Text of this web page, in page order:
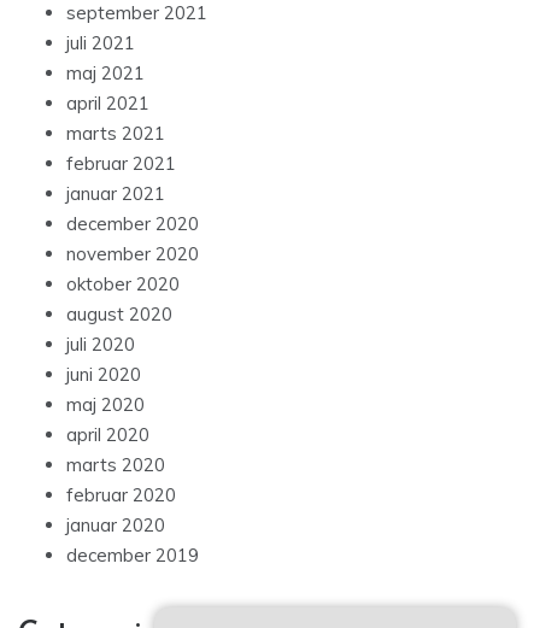
september 2021
juli 2021
maj 2021
april 2021
marts 2021
februar 2021
januar 2021
december 2020
november 2020
oktober 2020
august 2020
juli 2020
juni 2020
maj 2020
april 2020
marts 2020
februar 2020
januar 2020
december 2019